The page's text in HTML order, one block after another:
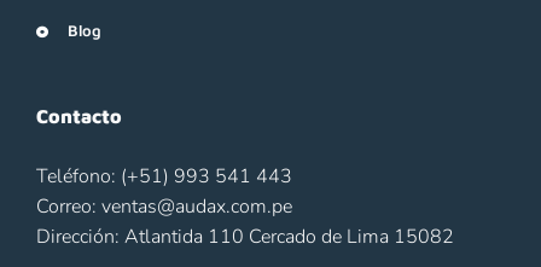
Blog
Contacto
Teléfono: (+51) 993 541 443
Correo: ventas@audax.com.pe
Dirección: Atlantida 110 Cercado de Lima 15082